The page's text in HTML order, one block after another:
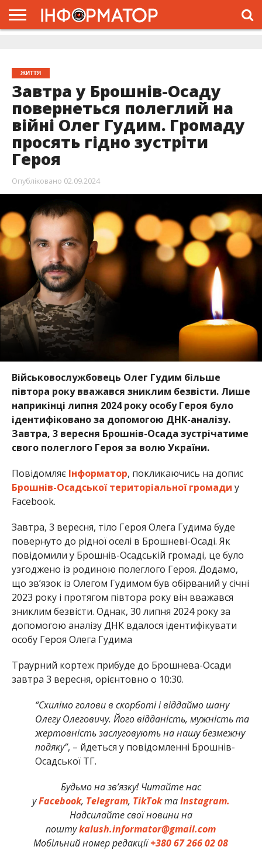
ЖИТТЯ
Завтра у Брошнів-Осаду
повернеться полеглий на
війні Олег Гудим. Громаду
просять гідно зустріти
Героя
Опубліковано 02.09.2024
Військовослужбовець Олег Гудим більше
півтора року вважався зниклим безвісти. Лише
наприкінці липня 2024 року особу Героя було
ідентифіковано за допомогою ДНК-аналізу.
Завтра, 3 вересня Брошнів-Осада зустрічатиме
свого полеглого Героя за волю України.
Повідомляє Інформатор, покликаючись на допис
Брошнів-Осадської територіальної громади у
Facebook.
Завтра, 3 вересня, тіло Героя Олега Гудима буде
повернуто до рідної оселі в Брошневі-Осаді. Як
повідомили у Брошнів-Осадській громаді, це було
узгоджено із родиною полеглого Героя. Додамо,
що зв’язок із Олегом Гудимом був обірваний у січні
2023 року і протягом півтора року він вважався
зниклим безвісти. Однак, 30 липня 2024 року за
допомогою аналізу ДНК вдалося ідентифікувати
особу Героя Олега Гудима
Траурний кортеж прибуде до Брошнева-Осади
завтра 3 вересня, орієнтовно о 10:30.
“Схилімо голови в скорботі і віддаймо шану
Олегу Олеговичу. Його відданість, мужність та
жертовність заслуговують на нашу безмежну
подяку”, – йдеться у повідомленні Брошнів-
Осадської ТГ.
Будьмо на зв’язку! Читайте нас
уFacebook, Telegram, TikTokтаInstagram.
Надсилайте свої новини на
поштуkalush.informator@gmail.com
Мобільний номер редакції+380 67 266 02 08